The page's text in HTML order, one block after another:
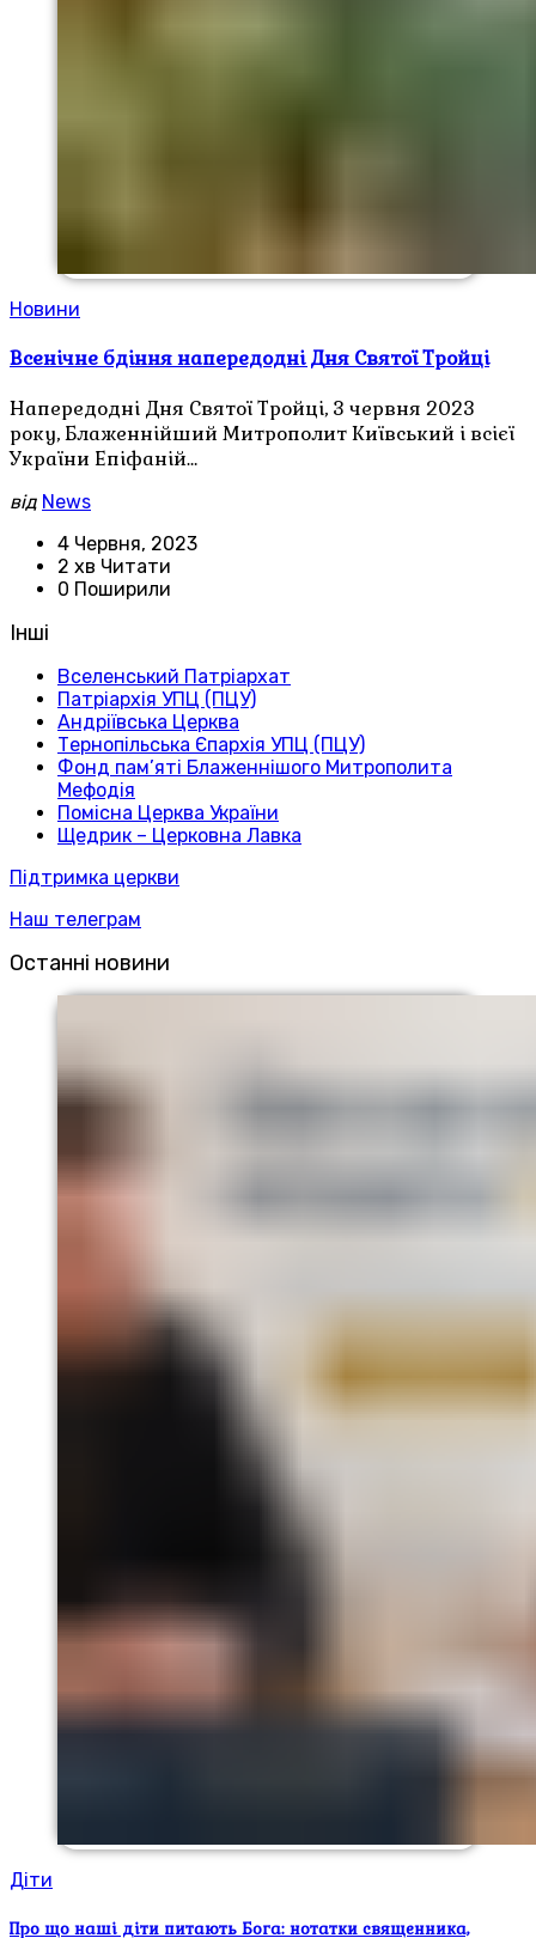
Новини
Всенічне бдіння напередодні Дня Святої Тройці
Напередодні Дня Святої Тройці, 3 червня 2023
року, Блаженнійший Митрополит Київський і всієї
України Епіфаній…
від News
4 Червня, 2023
2 хв Читати
0 Поширили
Інші
Вселенський Патріархат
Патріархія УПЦ (ПЦУ)
Андріївська Церква
Тернопільська Єпархія УПЦ (ПЦУ)
Фонд пам’яті Блаженнішого Митрополита
Мефодія
Помісна Церква України
Щедрик – Церковна Лавка
Підтримка церкви
Наш телеграм
Останні новини
Діти
Про що наші діти питають Бога: нотатки священника,